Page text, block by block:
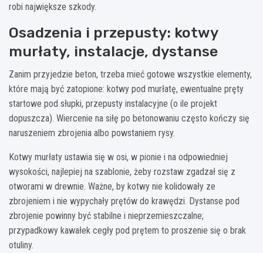
robi największe szkody.
Osadzenia i przepusty: kotwy
murłaty, instalacje, dystanse
Zanim przyjedzie beton, trzeba mieć gotowe wszystkie elementy,
które mają być zatopione: kotwy pod murłatę, ewentualne pręty
startowe pod słupki, przepusty instalacyjne (o ile projekt
dopuszcza). Wiercenie na siłę po betonowaniu często kończy się
naruszeniem zbrojenia albo powstaniem rysy.
Kotwy murłaty ustawia się w osi, w pionie i na odpowiedniej
wysokości, najlepiej na szablonie, żeby rozstaw zgadzał się z
otworami w drewnie. Ważne, by kotwy nie kolidowały ze
zbrojeniem i nie wypychały prętów do krawędzi. Dystanse pod
zbrojenie powinny być stabilne i nieprzemieszczalne;
przypadkowy kawałek cegły pod prętem to proszenie się o brak
otuliny.